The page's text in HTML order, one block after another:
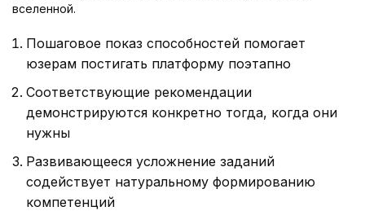
вселенной.
Пошаговое показ способностей помогает
юзерам постигать платформу поэтапно
Соответствующие рекомендации
демонстрируются конкретно тогда, когда они
нужны
Развивающееся усложнение заданий
содействует натуральному формированию
компетенций